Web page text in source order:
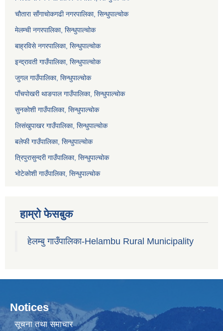
चौतारा साँगाचोकगढी नगरपालिका, सिन्धुपाल्चोक
मेलम्ची नगरपालिका, सिन्धुपाल्चोक
बाह्रविसे नगरपालिका, सिन्धुपाल्चोक
इन्द्रावती गाउँपालिका, सिन्धुपाल्चोक
जुगल गाउँपालिका, सिन्धुपाल्चोक
पाँचपोखरी थाङपाल गाउँपालिका, सिन्धुपाल्चोक
सुनकोशी गाउँपालिका, सिन्धुपाल्चोक
लिसंखुपाखर गाउँपालिका, सिन्धुपाल्चोक
बलेफी गाउँपालिका, सिन्धुपाल्चोक
त्रिपुरासुन्दरी गाउँपालिका, सिन्धुपाल्चोक
भोटेकोशी गाउँपालिका, सिन्धुपाल्चोक
हाम्रो फेसबुक
हेलम्बु गाउँपालिका-Helambu Rural Municipality
Notices
सूचना तथा समाचार